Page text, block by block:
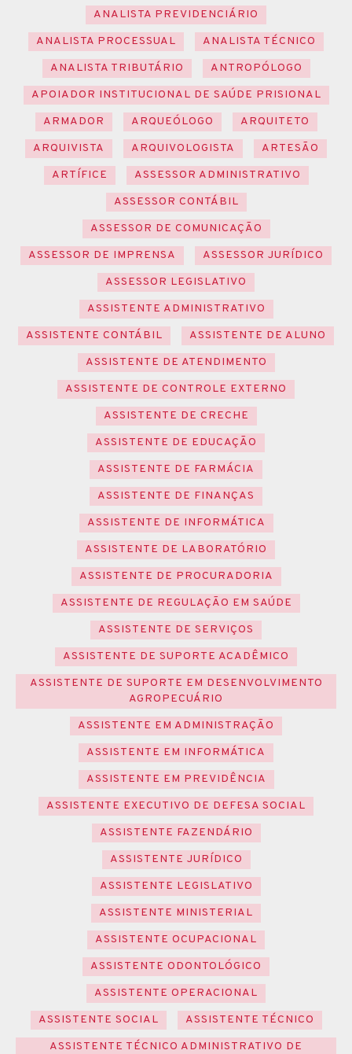
ANALISTA PREVIDENCIÁRIO
ANALISTA PROCESSUAL
ANALISTA TÉCNICO
ANALISTA TRIBUTÁRIO
ANTROPÓLOGO
APOIADOR INSTITUCIONAL DE SAÚDE PRISIONAL
ARMADOR
ARQUEÓLOGO
ARQUITETO
ARQUIVISTA
ARQUIVOLOGISTA
ARTESÃO
ARTÍFICE
ASSESSOR ADMINISTRATIVO
ASSESSOR CONTÁBIL
ASSESSOR DE COMUNICAÇÃO
ASSESSOR DE IMPRENSA
ASSESSOR JURÍDICO
ASSESSOR LEGISLATIVO
ASSISTENTE ADMINISTRATIVO
ASSISTENTE CONTÁBIL
ASSISTENTE DE ALUNO
ASSISTENTE DE ATENDIMENTO
ASSISTENTE DE CONTROLE EXTERNO
ASSISTENTE DE CRECHE
ASSISTENTE DE EDUCAÇÃO
ASSISTENTE DE FARMÁCIA
ASSISTENTE DE FINANÇAS
ASSISTENTE DE INFORMÁTICA
ASSISTENTE DE LABORATÓRIO
ASSISTENTE DE PROCURADORIA
ASSISTENTE DE REGULAÇÃO EM SAÚDE
ASSISTENTE DE SERVIÇOS
ASSISTENTE DE SUPORTE ACADÊMICO
ASSISTENTE DE SUPORTE EM DESENVOLVIMENTO
AGROPECUÁRIO
ASSISTENTE EM ADMINISTRAÇÃO
ASSISTENTE EM INFORMÁTICA
ASSISTENTE EM PREVIDÊNCIA
ASSISTENTE EXECUTIVO DE DEFESA SOCIAL
ASSISTENTE FAZENDÁRIO
ASSISTENTE JURÍDICO
ASSISTENTE LEGISLATIVO
ASSISTENTE MINISTERIAL
ASSISTENTE OCUPACIONAL
ASSISTENTE ODONTOLÓGICO
ASSISTENTE OPERACIONAL
ASSISTENTE SOCIAL
ASSISTENTE TÉCNICO
ASSISTENTE TÉCNICO ADMINISTRATIVO DE